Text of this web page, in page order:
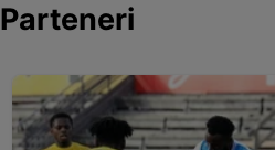
Parteneri